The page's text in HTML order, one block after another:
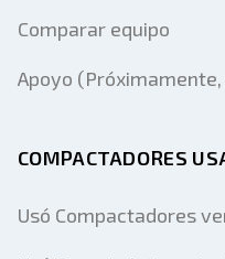
Comparar equipo
Apoyo
COMPACTADORES
Usó Compactadores